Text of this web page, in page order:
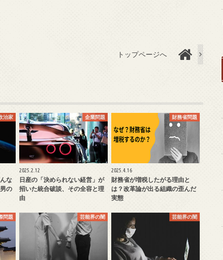
トップページへ
治家
な
の
企業問題
2025.2.12
日産の「決められない経営」が
招いた統合破談、その全容と理
由
財務省問題
2025.4.16
財務省が増税したがる理由と
は？改革論が出る組織の歪んだ
実態
問題 芸能界の闇 芸能界の闇